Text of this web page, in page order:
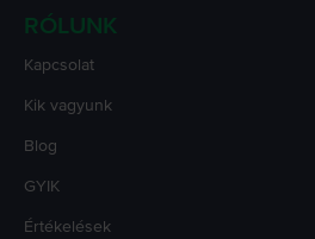
RÓLUNK
Kapcsolat
Kik vagyunk
Blog
GYIK
Értékelések